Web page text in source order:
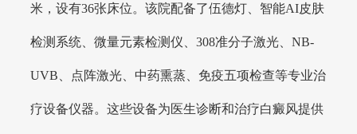
米，设有36张床位。该院配备了伍德灯、智能AI皮肤
检测系统、微量元素检测仪、308准分子激光、NB-
UVB、点阵激光、中药熏蒸、免疫五项检查等专业治
疗设备仪器。这些设备为医生诊断和治疗白癜风提供